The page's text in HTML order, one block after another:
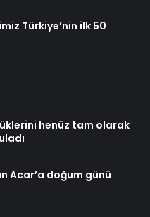
Türkiye’nin ilk 50
henüz tam olarak
Acar’a doğum günü